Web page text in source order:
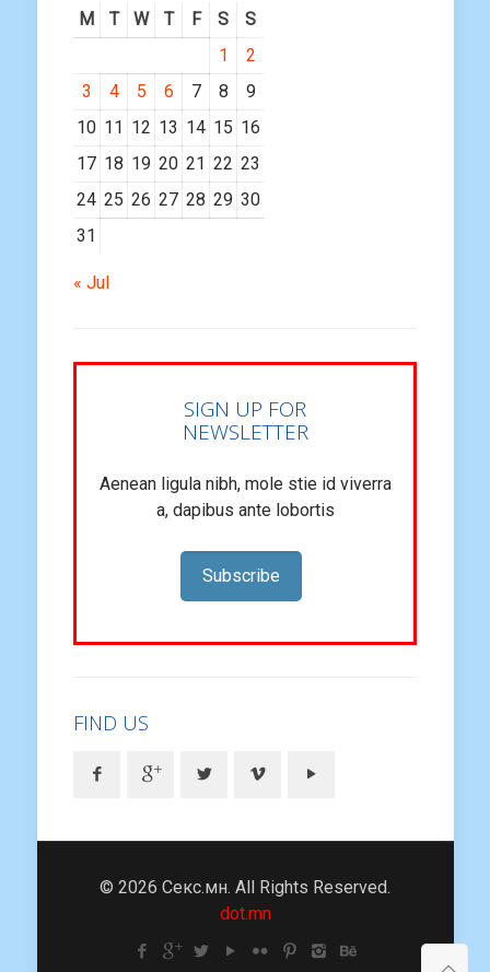
M T W T F S
S
1
2
3
4 5 6 7 8
9
10 11 12 13 14 15 16
17 18 19 20 21 22 23
24 25 26 27 28 29 30
31
« Jul
SIGN UP FOR
NEWSLETTER
Aenean ligula nibh, mole stie id viverra
a, dapibus ante lobortis
Subscribe
FIND US
© 2026 Секс.мн. All Rights Reserved.
dot.mn